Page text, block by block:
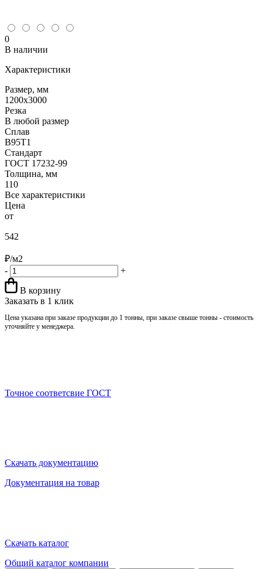
0
В наличии
Характеристики
Размер, мм
1200x3000
Резка
В любой размер
Сплав
В95Т1
Стандарт
ГОСТ 17232-99
Толщина, мм
110
Все характеристики
Цена
от
542
₽/м2
-
+
В корзину
Заказать в 1 клик
Цена указана при заказе продукции до 1 тонны, при заказе свыше тонны - стоимость
уточняйте у менеджера.
Точное соответсвие ГОСТ
Скачать документацию
Документация на товар
Скачать каталог
Общий каталог компании